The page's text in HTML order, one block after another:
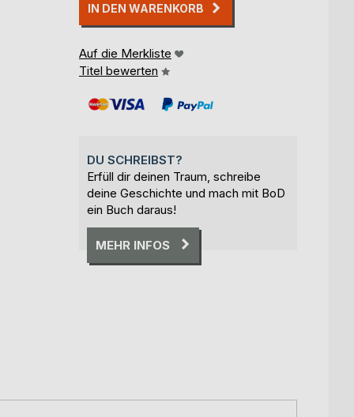
IN DEN WARENKORB
Auf die Merkliste
Titel bewerten
DU SCHREIBST?
Erfüll dir deinen Traum, schreibe
deine Geschichte und mach mit BoD
ein Buch daraus!
MEHR INFOS